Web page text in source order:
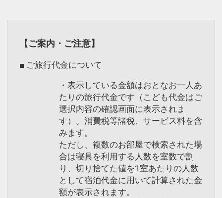
※旅行代金に含まれます。
設定期間：2026年4月1日～2027年3月
31日
17873913
【ご案内・ご注意】
■ ご旅行代金について
・表示している金額はおとなお一人あ
たりの旅行代金です（こども代金はご
選択内容の確認画面に表示されま
す）。消費税等諸税、サービス料を含
みます。
ただし、複数のお部屋で検索された場
合は寝具を利用する人数を室数で割
り、切り捨てた値を1室あたりの人数
として宿泊代金に用いて計算された金
額が表示されます。